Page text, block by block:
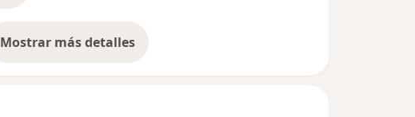
Mostrar más detalles
sobre la dirección